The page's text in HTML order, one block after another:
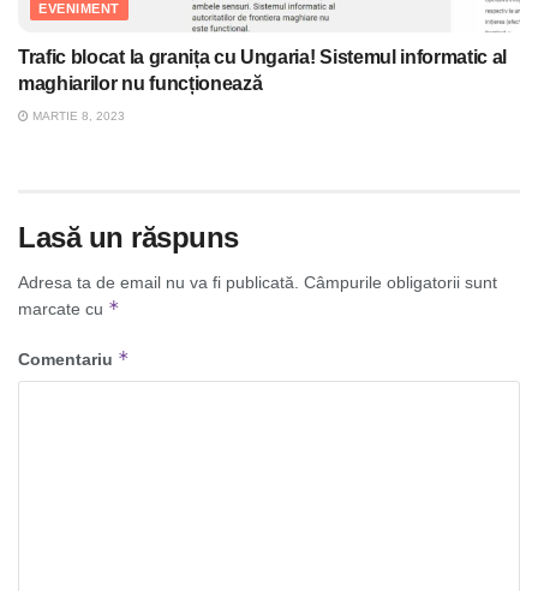
EVENIMENT
Trafic blocat la granița cu Ungaria! Sistemul informatic al
maghiarilor nu funcționează
MARTIE 8, 2023
Lasă un răspuns
Adresa ta de email nu va fi publicată. Câmpurile obligatorii sunt
marcate cu *
Comentariu *